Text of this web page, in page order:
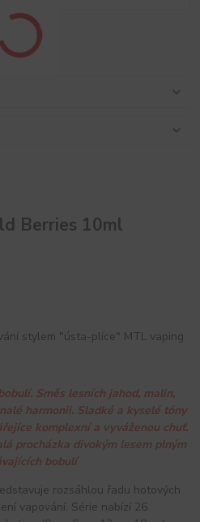
Berries 10ml
stylem "ústa-plíce" MTL vaping
Směs lesních jahod, malin,
harmonii. Sladké a kyselé tóny
komplexní a vyváženou chuť.
procházka divokým lesem plným
bobulí
rozsáhlou řadu hotových
vapování. Série nabízí 26